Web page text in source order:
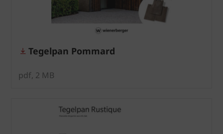
Tegelpan Pommard
pdf, 2 MB